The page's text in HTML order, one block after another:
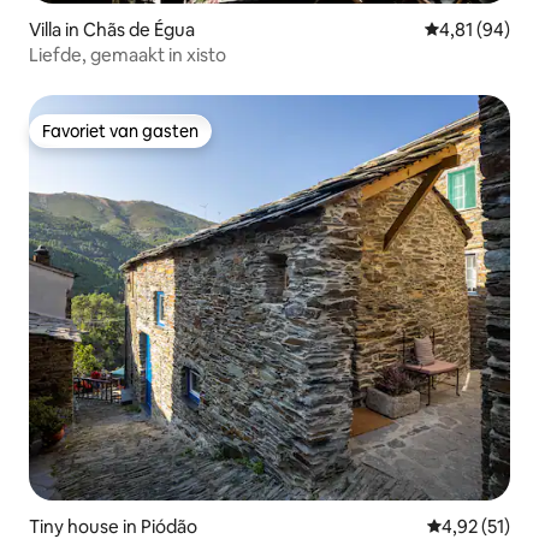
Villa in Chãs de Égua Gemiddelde
4,81 (94)
Liefde, gemaakt in xisto
Favoriet van gasten
Favoriet van gasten
Tiny house in Piódão Gemiddelde
4,92 (51)